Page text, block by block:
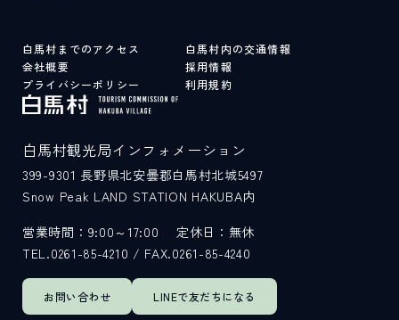
白馬村までのアクセス
白馬村内の交通情報
会社概要
採用情報
プライバシーポリシー
利用規約
お問い合わせ LINEで友だちになる
白馬村観光局インフォメーション
399-9301 長野県北安曇郡白馬村北城5497
Snow Peak LAND STATION HAKUBA内
営業時間：9:00～17:00
定休日：無休
TEL.0261-85-4210 / FAX.0261-85-4240